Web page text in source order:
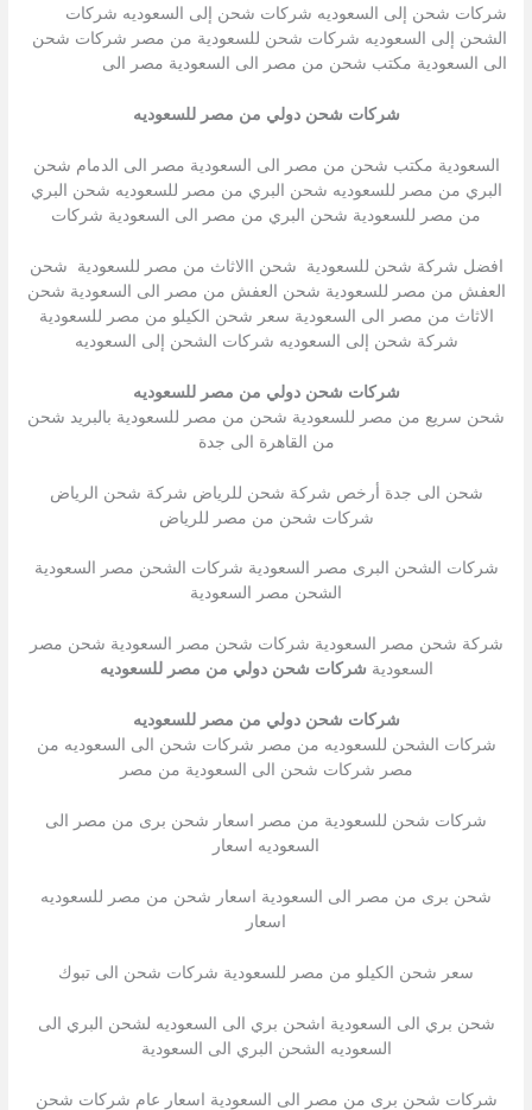
شركات شحن إلى السعوديه شركات شحن إلى السعوديه شركات
الشحن إلى السعوديه شركات شحن للسعودية من مصر شركات شحن
الى السعودية مكتب شحن من مصر الى السعودية مصر الى
شركات شحن دولي من مصر للسعوديه
السعودية مكتب شحن من مصر الى السعودية مصر الى الدمام شحن
البري من مصر للسعوديه شحن البري من مصر للسعوديه شحن البري
من مصر للسعودية شحن البري من مصر الى السعودية شركات
افضل شركة شحن للسعودية شحن االاثاث من مصر للسعودية شحن
العفش من مصر للسعودية شحن العفش من مصر الى السعودية شحن
الاثاث من مصر الى السعودية سعر شحن الكيلو من مصر للسعودية
شركة شحن إلى السعوديه شركات الشحن إلى السعوديه
شركات شحن دولي من مصر للسعوديه
شحن سريع من مصر للسعودية شحن من مصر للسعودية بالبريد شحن
من القاهرة الى جدة
شحن الى جدة أرخص شركة شحن للرياض شركة شحن الرياض
شركات شحن من مصر للرياض
شركات الشحن البرى مصر السعودية شركات الشحن مصر السعودية
الشحن مصر السعودية
شركة شحن مصر السعودية شركات شحن مصر السعودية شحن مصر
السعودية شركات شحن دولي من مصر للسعوديه
شركات شحن دولي من مصر للسعوديه
شركات الشحن للسعوديه من مصر شركات شحن الى السعوديه من
مصر شركات شحن الى السعودية من مصر
شركات شحن للسعودية من مصر اسعار شحن برى من مصر الى
السعوديه اسعار
شحن برى من مصر الى السعودية اسعار شحن من مصر للسعوديه
اسعار
سعر شحن الكيلو من مصر للسعودية شركات شحن الى تبوك
شحن بري الى السعودية اشحن بري الى السعوديه لشحن البري الى
السعوديه الشحن البري الى السعودية
شركات شحن برى من مصر الى السعودية اسعار عام شركات شحن